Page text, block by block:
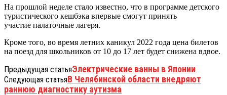
На прошлой неделе стало известно, что в программе детского
туристического кешбэка впервые смогут принять
участие палаточные лагеря.
Кроме того, во время летних каникул 2022 года цена билетов
на поезд для школьников от 10 до 17 лет будет снижена вдвое.
Предыдущая статьяЭлектрические ванны в Японии
Следующая статьяВ Челябинской области внедряют
раннюю диагностику аутизма